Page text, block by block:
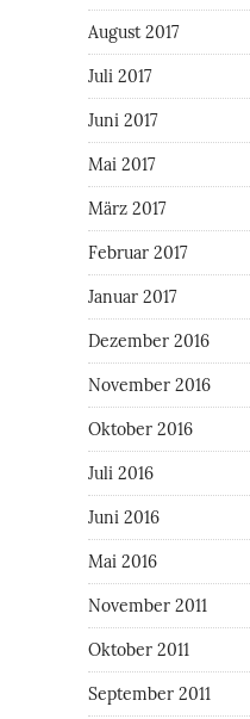
August 2017
Juli 2017
Juni 2017
Mai 2017
März 2017
Februar 2017
Januar 2017
Dezember 2016
November 2016
Oktober 2016
Juli 2016
Juni 2016
Mai 2016
November 2011
Oktober 2011
September 2011